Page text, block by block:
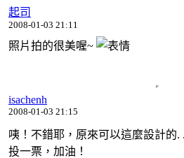
起司
2008-01-03 21:11
照片拍的很美喔~
isachenh
2008-01-03 21:15
咦！不錯耶，原來可以這麼設計的.
投一票，加油！